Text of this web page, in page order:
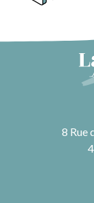
8 Rue